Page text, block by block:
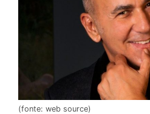
(fonte: web source)